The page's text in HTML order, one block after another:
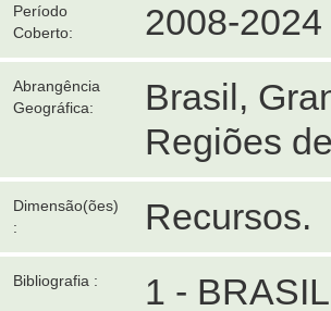
Período
Coberto:
2008-2024
Abrangência
Geográfica:
Brasil,
Regiões
Dimensão(ões)
:
Recursos.
Bibliografia :
1 -